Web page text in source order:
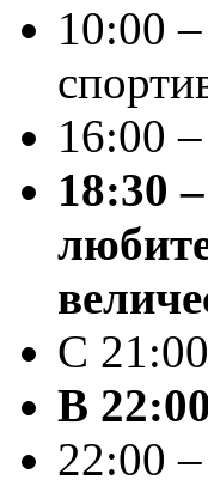
10:00
16:00
18:30
С
В
22:00